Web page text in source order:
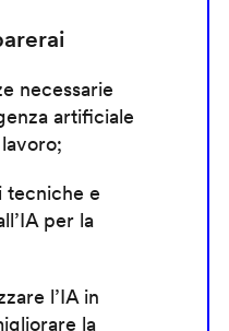
necessarie
artificiale
tecniche e
per la
l’IA in
la